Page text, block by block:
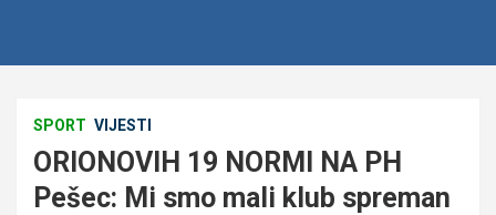
SPORT VIJESTI
ORIONOVIH 19 NORMI NA PH
Pešec: Mi smo mali klub spreman